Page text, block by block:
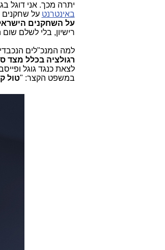
יתרה מכך. אני דוגל
באינטרנט על שחקנים
על השחקנים
רישיון, בלי לשלם
למה המנכ"לים
רגולציה בכלל מצד
לצאת כנגד גוגל
במשפט הקצר: "טול